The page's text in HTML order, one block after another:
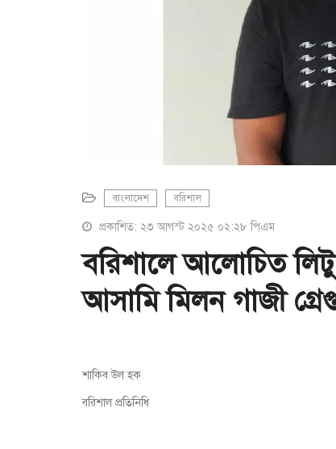
বাংলাদেশ বরিশাল
প্রকাশিত: ২৩ আগস্ট ২০২৫ ০২:২৮ পিএম
বরিশালে আলোচিত লিটু
আসামি মিলন গাজী
শাকিব উল হক
বরিশাল প্রতিনিধি